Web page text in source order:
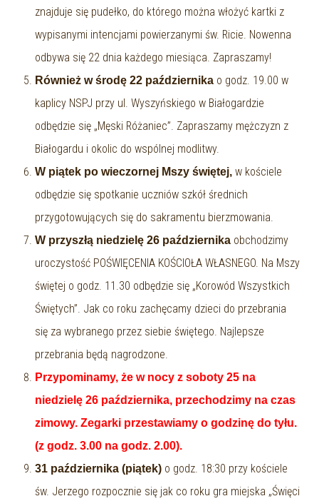
znajduje się pudełko, do którego można włożyć kartki z
wypisanymi intencjami powierzanymi św. Ricie. Nowenna
odbywa się 22 dnia każdego miesiąca. Zapraszamy!
Również w środę 22 października o godz. 19.00 w
kaplicy NSPJ przy ul. Wyszyńskiego w Białogardzie
odbędzie się „Męski Różaniec”. Zapraszamy mężczyzn z
Białogardu i okolic do wspólnej modlitwy.
W piątek po wieczornej Mszy świętej, w kościele
odbędzie się spotkanie uczniów szkół średnich
przygotowujących się do sakramentu bierzmowania.
W przyszłą niedzielę 26 października obchodzimy
uroczystość POŚWIĘCENIA KOŚCIOŁA WŁASNEGO. Na Mszy
świętej o godz. 11.30 odbędzie się „Korowód Wszystkich
Świętych”. Jak co roku zachęcamy dzieci do przebrania
się za wybranego przez siebie świętego. Najlepsze
przebrania będą nagrodzone.
Przypominamy, że w nocy z soboty 25 na
niedzielę 26 października, przechodzimy na czas
zimowy. Zegarki przestawiamy o godzinę do tyłu.
(z godz. 3.00 na godz. 2.00).
31 października (piątek) o godz. 18:30 przy kościele
św. Jerzego rozpocznie się jak co roku gra miejska „Święci